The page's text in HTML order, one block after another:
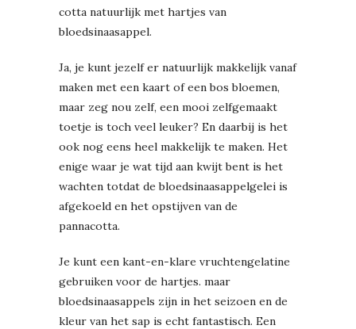
cotta natuurlijk met hartjes van
bloedsinaasappel.
Ja, je kunt jezelf er natuurlijk makkelijk vanaf
maken met een kaart of een bos bloemen,
maar zeg nou zelf, een mooi zelfgemaakt
toetje is toch veel leuker? En daarbij is het
ook nog eens heel makkelijk te maken. Het
enige waar je wat tijd aan kwijt bent is het
wachten totdat de bloedsinaasappelgelei is
afgekoeld en het opstijven van de
pannacotta.
Je kunt een kant-en-klare vruchtengelatine
gebruiken voor de hartjes. maar
bloedsinaasappels zijn in het seizoen en de
kleur van het sap is echt fantastisch. Een